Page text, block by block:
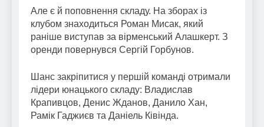
Але є й поповнення складу. На зборах із
клубом знаходиться Роман Мисак, який
раніше виступав за вірменський Алашкерт. З
оренди повернувся Сергій Горбунов.
Шанс закріпитися у першій команді отримали
лідери юнацького складу: Владислав
Крапивцов, Денис Жданов, Данило Хан,
Рамік Гаджиєв та Даніель Ківінда.